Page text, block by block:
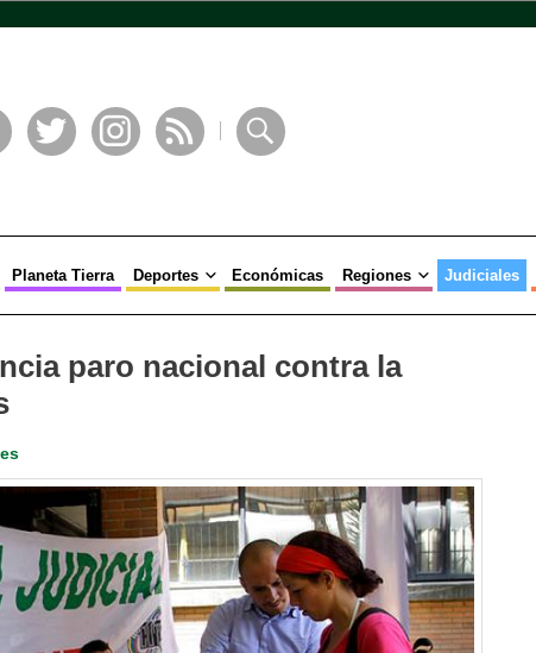
Planeta Tierra Deportes Económicas Regiones Judiciales
paro nacional contra la